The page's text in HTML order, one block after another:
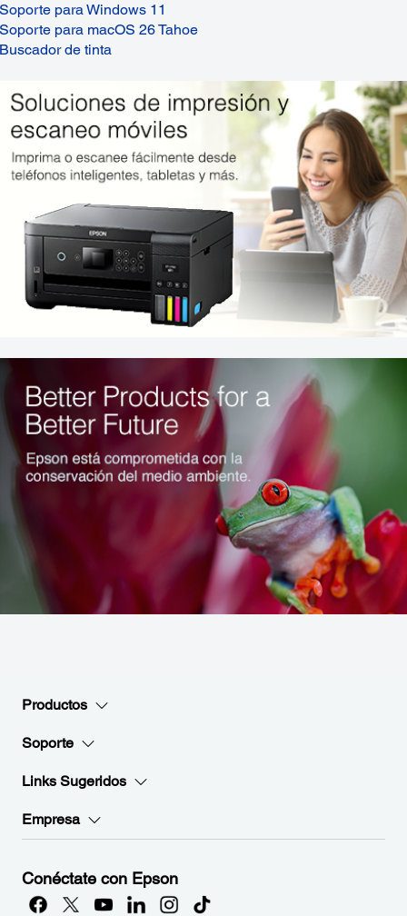
Soporte para Windows 11
Soporte para macOS 26 Tahoe
Buscador de tinta
Productos
Soporte
Links Sugeridos
Empresa
Conéctate con Epson